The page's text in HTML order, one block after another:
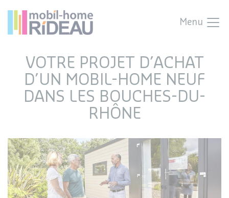
Menu
VOTRE PROJET D’ACHAT
D’UN MOBIL-HOME NEUF
DANS LES BOUCHES-DU-
RHÔNE